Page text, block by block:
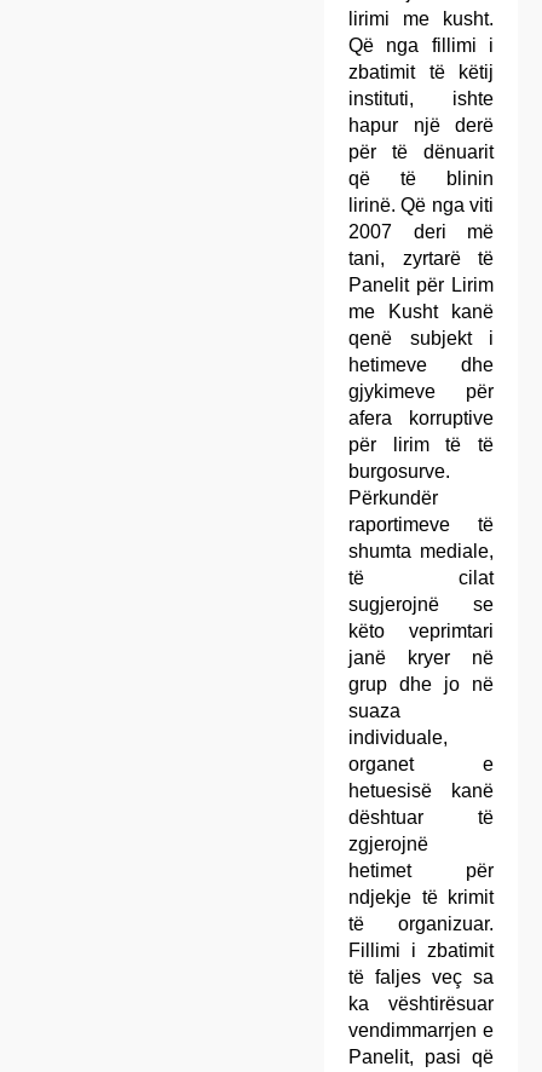
lirimi me kusht.
Që nga fillimi i
zbatimit të këtij
instituti, ishte
hapur një derë
për të dënuarit
që të blinin
lirinë. Që nga viti
2007 deri më
tani, zyrtarë të
Panelit për Lirim
me Kusht kanë
qenë subjekt i
hetimeve dhe
gjykimeve për
afera korruptive
për lirim të të
burgosurve.
Përkundër
raportimeve të
shumta mediale,
të cilat
sugjerojnë se
këto veprimtari
janë kryer në
grup dhe jo në
suaza
individuale,
organet e
hetuesisë kanë
dështuar të
zgjerojnë
hetimet për
ndjekje të krimit
të organizuar.
Fillimi i zbatimit
të faljes veç sa
ka vështirësuar
vendimmarrjen e
Panelit, pasi që